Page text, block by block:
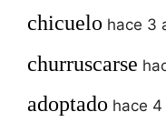
chicuelo hace 3
churruscarse
adoptado hace